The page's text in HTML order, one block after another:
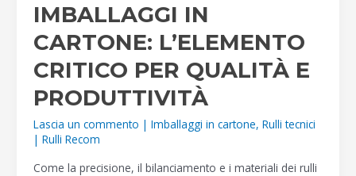
IMBALLAGGI IN
CARTONE: L’ELEMENTO
CRITICO PER QUALITÀ E
PRODUTTIVITÀ
Lascia un commento | Imballaggi in cartone, Rulli tecnici
| Rulli Recom
Come la precisione, il bilanciamento e i materiali dei rulli